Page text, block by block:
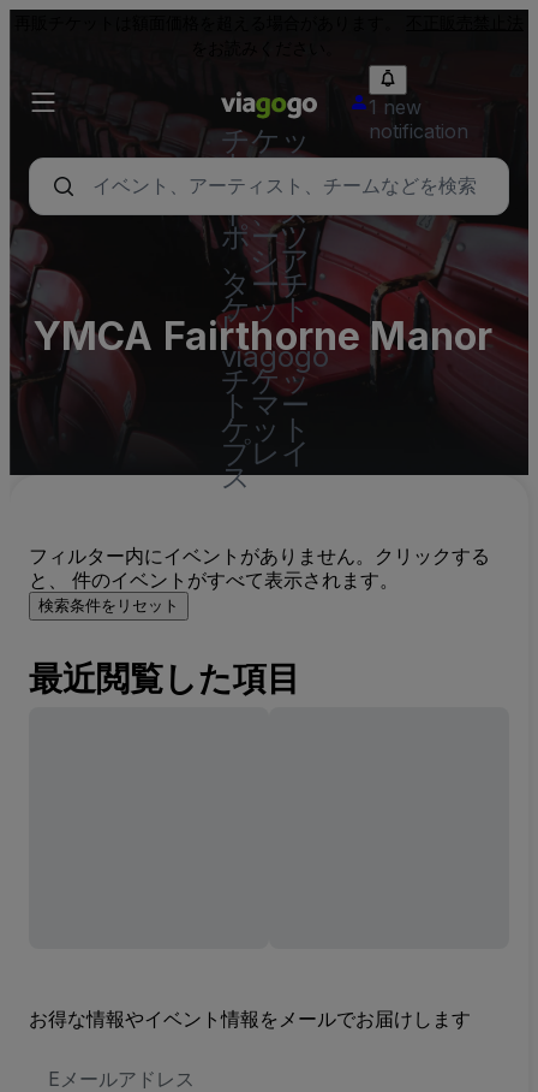
チケッ
ト - コ
ンサー
ト、ス
ポーツ
、シア
ターチ
ケット
|
viagogo
チケッ
トマー
ケット
プレイ
ス
1 new
notification
YMCA Fairthorne Manor
フィルター内にイベントがありません。クリックする
と、 件のイベントがすべて表示されます。
検索条件をリセット
最近閲覧した項目
お得な情報やイベント情報をメールでお届けします
メ